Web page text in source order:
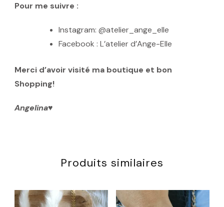
Pour me suivre :
Instagram: @atelier_ange_elle
Facebook : L’atelier d’Ange-Elle
Merci d’avoir visité ma boutique et bon
Shopping!
Angelina♥️
Produits similaires